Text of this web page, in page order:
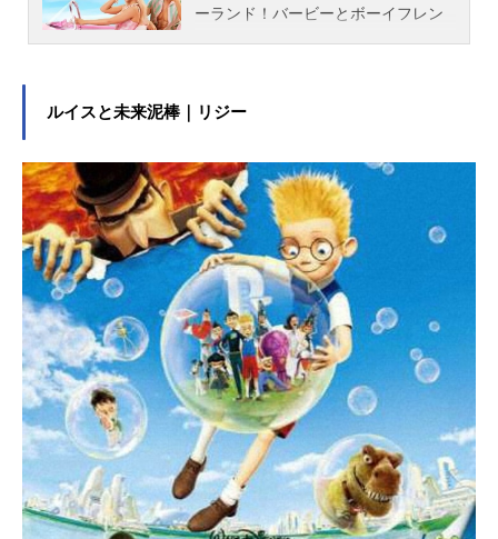
ーランド！バービーとボーイフレン
に異変が！原因を探るために人間の
ービーランドとはすべて勝手が違う
現実の世界、行く先々で大騒動を巻
き起こすことに─？！彼女たちにとっ
て完璧とは程遠い人間の世界で知っ
た驚きの〈世界の秘密〉とは？そし
て彼女が選んだ道とは─？予想を裏切
る驚きの展開と、誰もの明日を輝か
せる魔法のようなメッセージが待っ
ている─！作品名バービー放送形態実
写映画スケジュール2023年8月11日
（金）キャストバービー：マーゴッ
ト・ロビー（高畑充希）ケン：ライ
アン・ゴズリング（武内駿輔）変て
こバービー：ケイト・マッキノン
（朴璐美）大統領バービー：イッ
サ・レイ（斎賀みつき）売れっ子作
ルイスと未来泥棒｜リジー